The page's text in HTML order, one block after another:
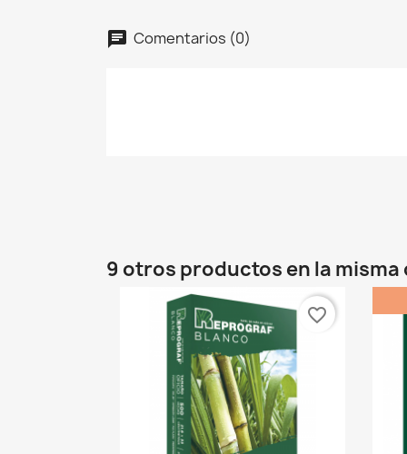
Comentarios (0)
9 otros productos en la
favorite_border